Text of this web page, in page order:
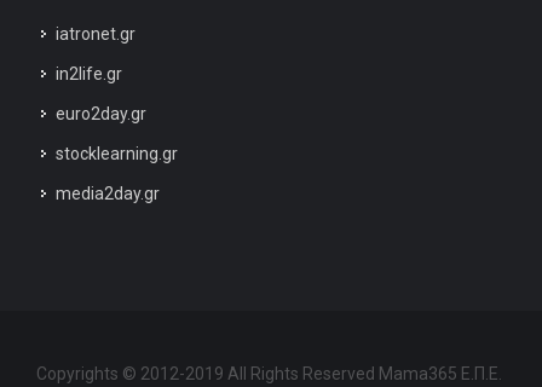
iatronet.gr
in2life.gr
euro2day.gr
stocklearning.gr
media2day.gr
Copyrights © 2012-2019 All Rights Reserved Mama365 Ε.Π.Ε.